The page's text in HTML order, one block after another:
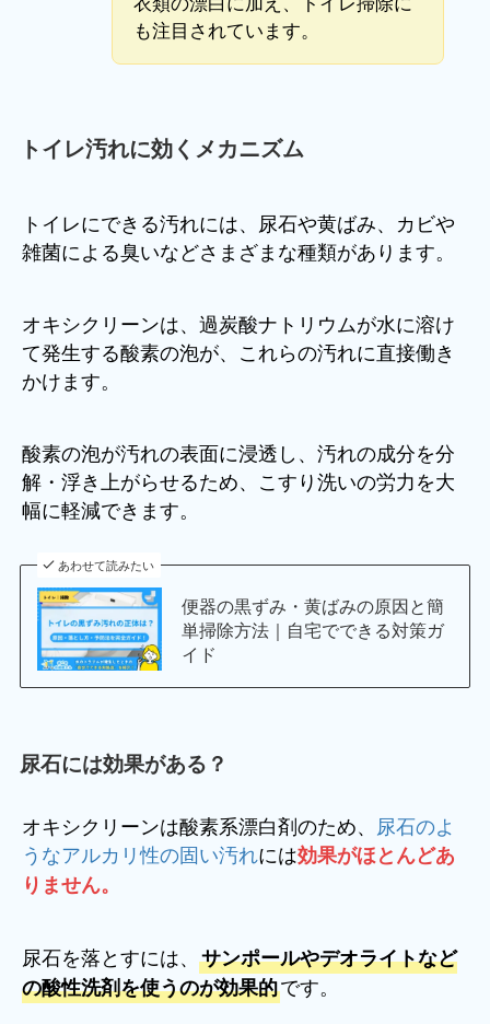
も注目されています。
トイレ汚れに効くメカニズム
トイレにできる汚れには、尿石や黄ばみ、カビや
雑菌による臭いなどさまざまな種類があります。
オキシクリーンは、過炭酸ナトリウムが水に溶け
て発生する酸素の泡が、これらの汚れに直接働き
かけます。
酸素の泡が汚れの表面に浸透し、汚れの成分を分
解・浮き上がらせるため、こすり洗いの労力を大
幅に軽減できます。
あわせて読みたい
便器の黒ずみ・黄ばみの原因と簡
単掃除方法｜自宅でできる対策ガ
イド
尿石には効果がある？
オキシクリーンは酸素系漂白剤のため、 尿石のよ
うなアルカリ性の固い汚れには効果がほとんどあ
りません。
尿石を落とすには、 サンポールやデオライトなど
の酸性洗剤を使うのが効果的です。